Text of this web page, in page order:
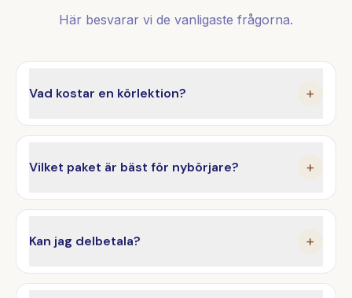
Här besvarar vi de vanligaste frågorna.
Vad kostar en körlektion? +
Vilket paket är bäst för nybörjare? +
Kan jag delbetala? +